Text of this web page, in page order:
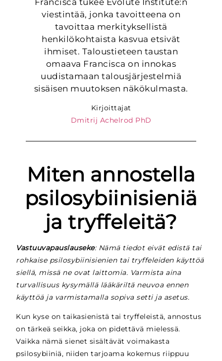
Francisca tukee Evolute Institute:n
viestintää, jonka tavoitteena on
tavoittaa merkityksellistä
henkilökohtaista kasvua etsivät
ihmiset. Taloustieteen taustan
omaava Francisca on innokas
uudistamaan talousjärjestelmiä
sisäisen muutoksen näkökulmasta.
Kirjoittajat
Dmitrij Achelrod PhD
Miten annostella
psilosybiinisieniä
ja tryffeleitä?
Vastuuvapauslauseke: Nämä tiedot eivät edistä tai
rohkaise psilosybiinisienien tai tryffeleiden käyttöä
siellä, missä ne ovat laittomia. Varmista aina
turvallisuus kysymällä lääkäriltä neuvoa ennen
käyttöä ja varmistamalla sopiva setti ja asetus.
Kun kyse on taikasienistä tai tryffeleistä, annostus
on tärkeä seikka, joka on pidettävä mielessä.
Vaikka nämä sienet sisältävät voimakasta
psilosybiiniä, niiden tarjoama kokemus riippuu